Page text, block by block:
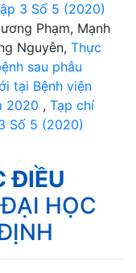
3 Số 5 (2020)
Phạm, Mạnh
Nguyễn, Thực
sau phẫu
tại Bệnh viện
2020 , Tạp chí
Số 5 (2020)
ĐIỀU
HỌC